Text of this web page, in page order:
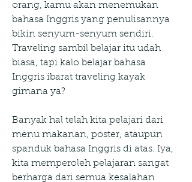
orang, kamu akan menemukan
bahasa Inggris yang penulisannya
bikin senyum-senyum sendiri.
Traveling sambil belajar itu udah
biasa, tapi kalo belajar bahasa
Inggris ibarat traveling kayak
gimana ya?
Banyak hal telah kita pelajari dari
menu makanan, poster, ataupun
spanduk bahasa Inggris di atas. Iya,
kita memperoleh pelajaran sangat
berharga dari semua kesalahan